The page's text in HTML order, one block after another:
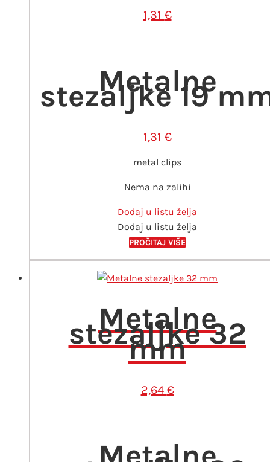
1,31 €
Metalne
stezaljke 19
1,31 €
metal clips
Nema na zalihi
Dodaj u listu želja
Dodaj u listu želja
PROČITAJ VIŠE
Metalne
stezaljke 32
mm
2,64 €